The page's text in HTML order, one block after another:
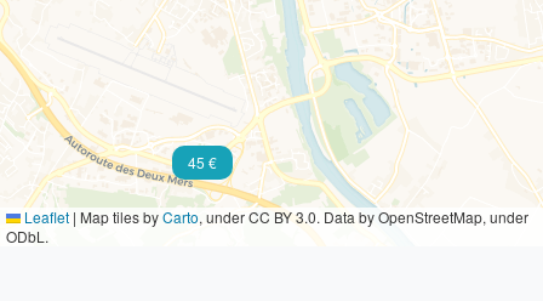
45 €
Leaflet | Map tiles byCarto, under CC BY 3.0. Data by OpenStreetMap, under
ODbL.